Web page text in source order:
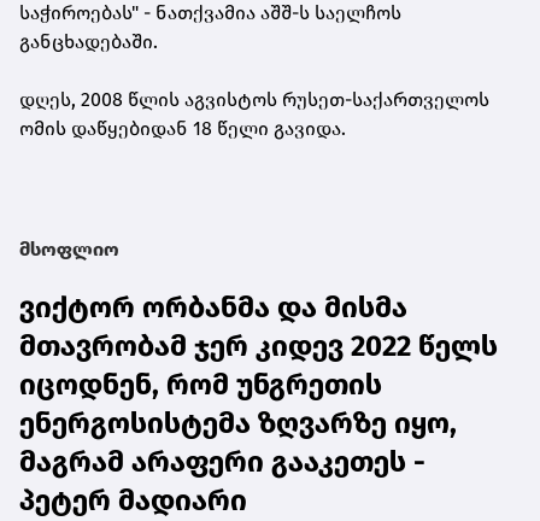
საჭიროებას" - ნათქვამია აშშ-ს საელჩოს
განცხადებაში.
დღეს, 2008 წლის აგვისტოს რუსეთ-საქართველოს
ომის დაწყებიდან 18 წელი გავიდა.
მსოფლიო
ვიქტორ ორბანმა და მისმა
მთავრობამ ჯერ კიდევ 2022 წელს
იცოდნენ, რომ უნგრეთის
ენერგოსისტემა ზღვარზე იყო,
მაგრამ არაფერი გააკეთეს -
პეტერ მადიარი